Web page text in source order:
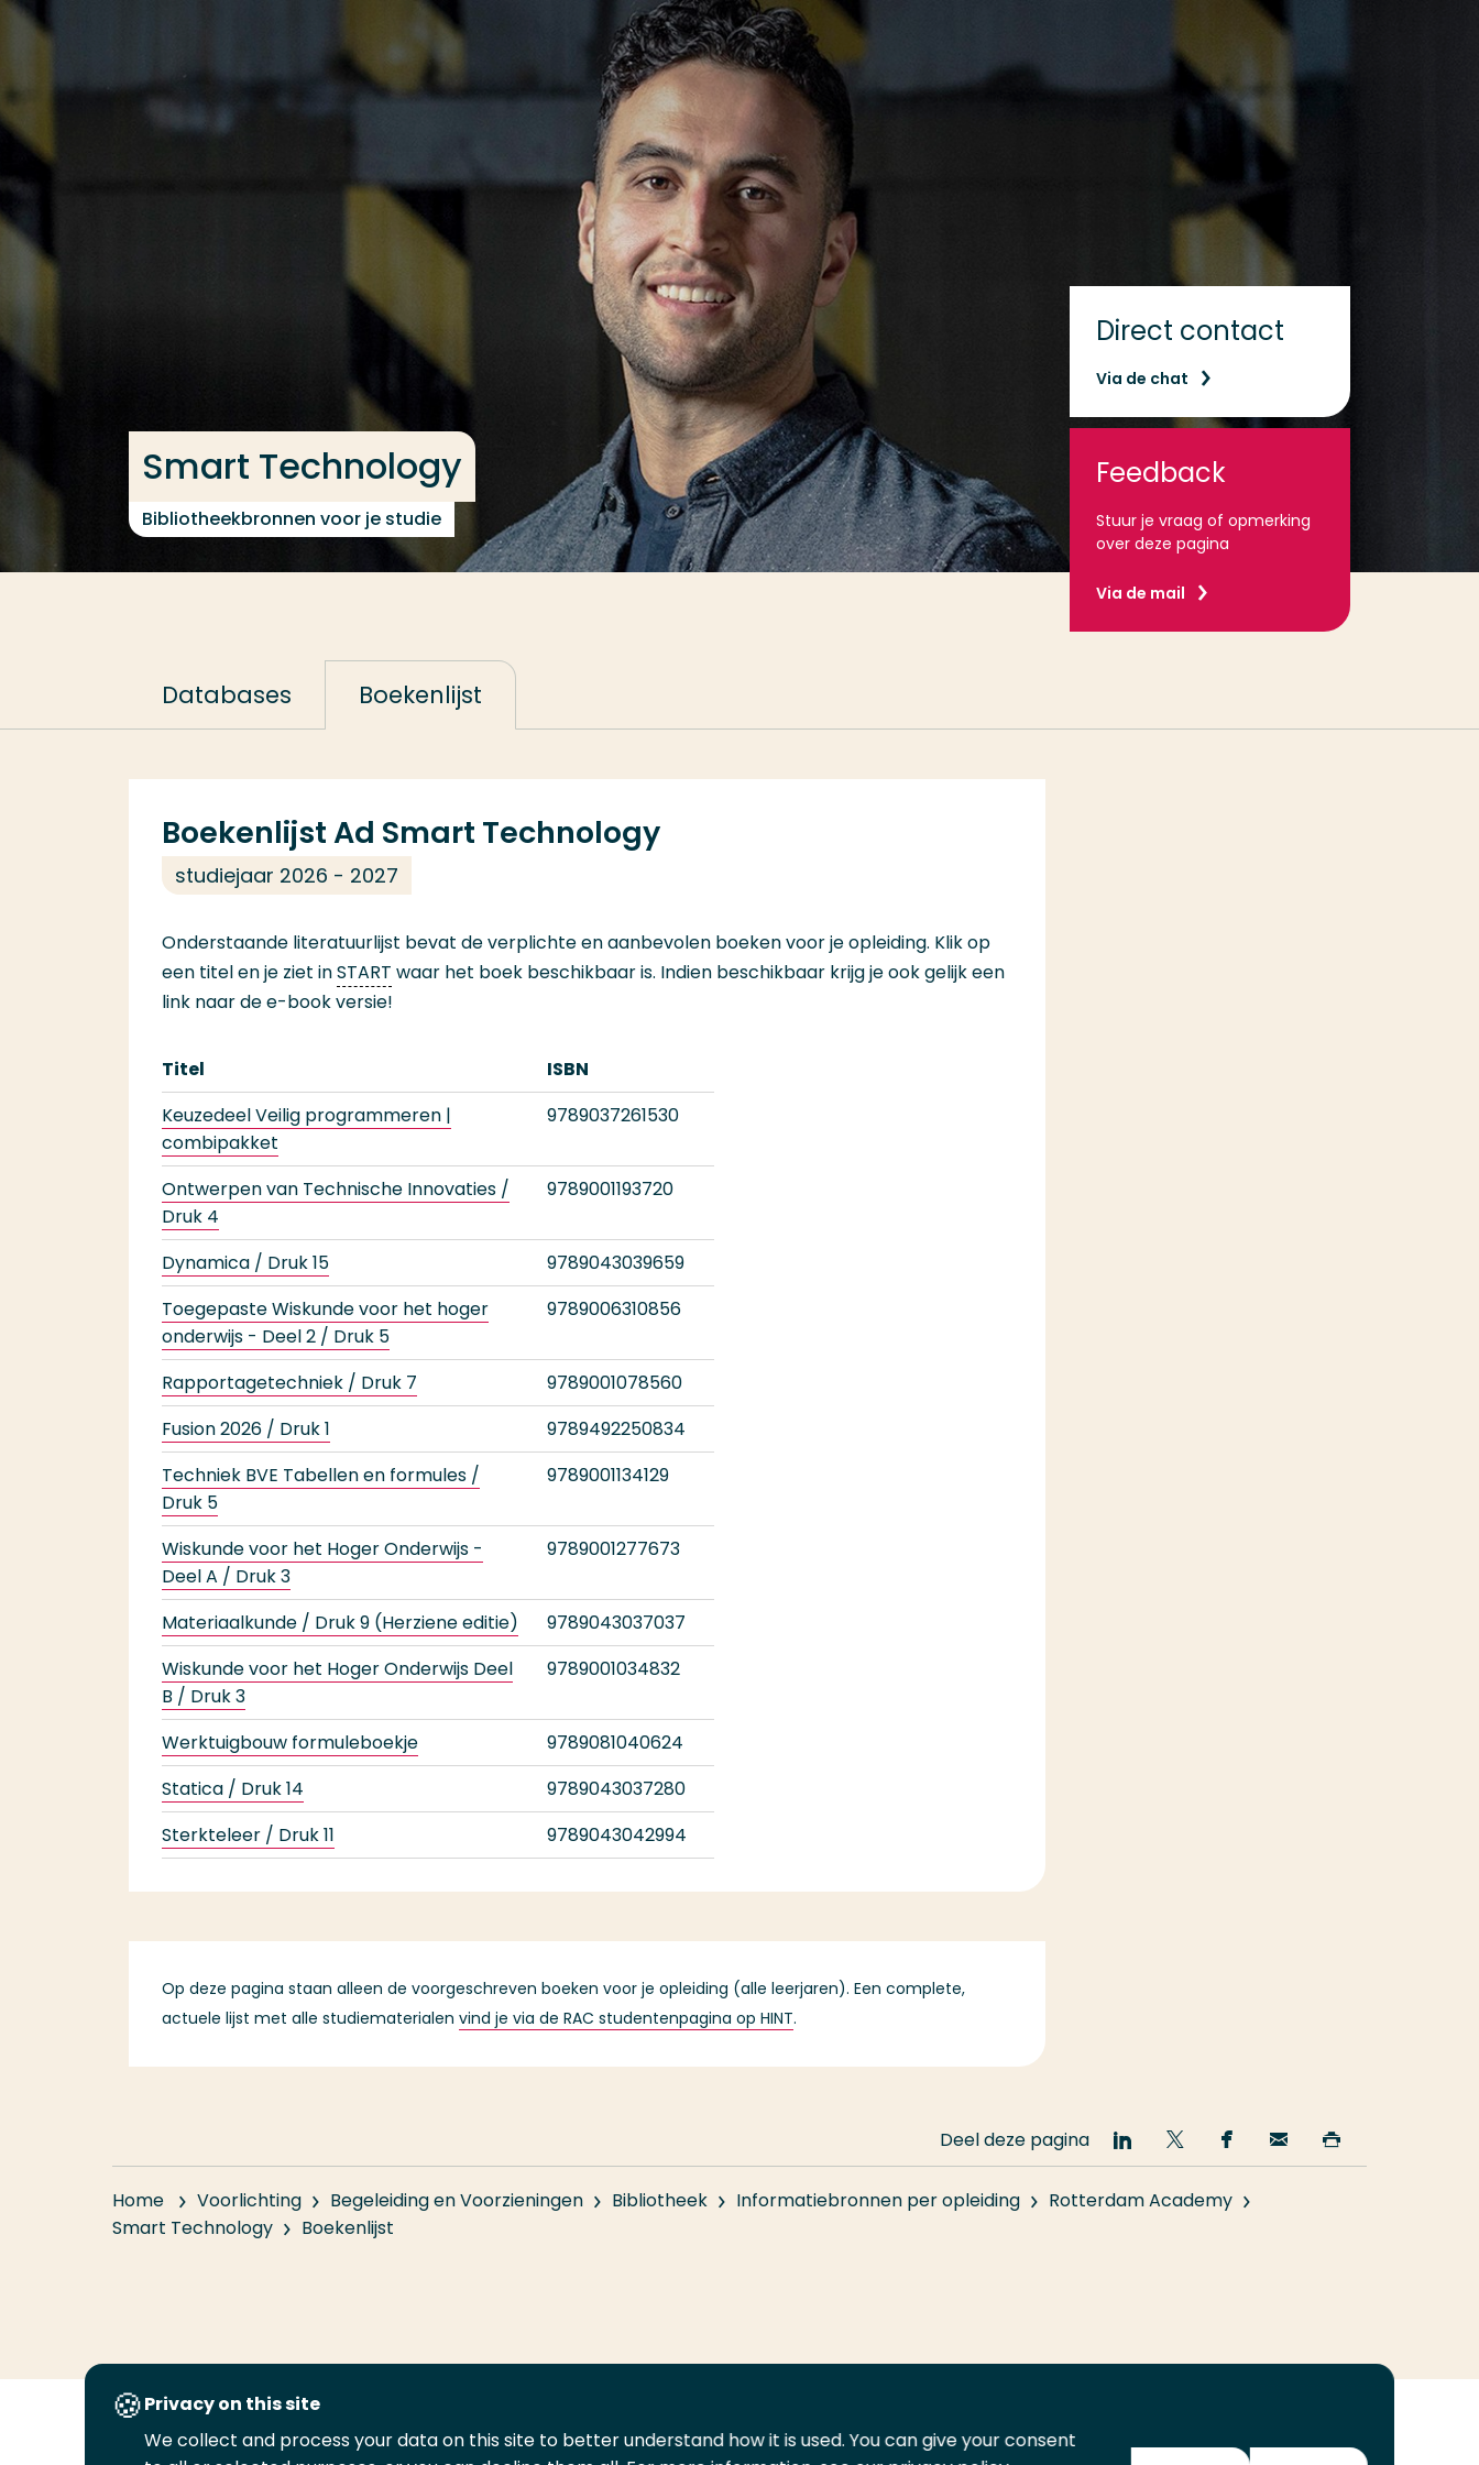
Ga direct naar de content
Smart Technology
Bibliotheekbronnen voor je studie
Direct contact
Via de chat
Feedback
Stuur je vraag of opmerking
over deze pagina
Via de mail
Databases Boekenlijst
Boekenlijst Ad Smart Technology
studiejaar 2026 - 2027
Onderstaande literatuurlijst bevat de verplichte en aanbevolen boeken voor je opleiding. Klik op
een titel en je ziet inSTART waar het boek beschikbaar is. Indien beschikbaar krijg je ook gelijk een
link naar de e-book versie!
Titel
ISBN
Keuzedeel Veilig programmeren |
combipakket
9789037261530
Ontwerpen van Technische Innovaties /
Druk 4
9789001193720
Dynamica / Druk 15
9789043039659
Toegepaste Wiskunde voor het hoger
onderwijs - Deel 2 / Druk 5
9789006310856
Rapportagetechniek / Druk 7
9789001078560
Fusion 2026 / Druk 1
9789492250834
Techniek BVE Tabellen en formules /
Druk 5
9789001134129
Wiskunde voor het Hoger Onderwijs -
Deel A / Druk 3
9789001277673
Materiaalkunde / Druk 9 (Herziene editie)
9789043037037
Wiskunde voor het Hoger Onderwijs Deel
B / Druk 3
9789001034832
Werktuigbouw formuleboekje
9789081040624
Statica / Druk 14
9789043037280
Sterkteleer / Druk 11
9789043042994
Op deze pagina staan alleen de voorgeschreven boeken voor je opleiding (alle leerjaren). Een complete,
actuele lijst met alle studiematerialen vind je via de RAC studentenpagina op HINT.
Home Voorlichting Begeleiding en Voorzieningen Bibliotheek Informatiebronnen per opleiding
Rotterdam Academy
Smart Technology
Boekenlijst
Deel deze pagina
Deel
op
LinkedIn
Deel
op
Twitter
Deel
op
Email
deze deze
VolgVolgVolgVolg
Privacy on this site
We collect and process your data on this site to better understand how it is used. You can give your consent